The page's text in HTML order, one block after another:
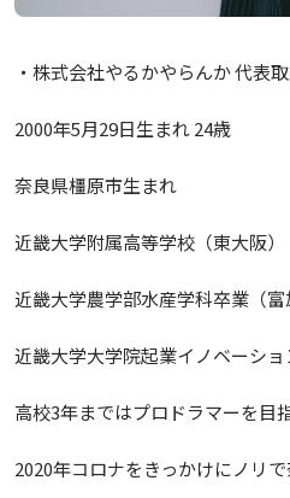
・株式会社やるかやらんか 代表
2000年5月29日生まれ 24歳
奈良県橿原市生まれ
近畿大学附属高等学校（東大阪）
近畿大学農学部水産学科卒業（富
近畿大学大学院起業イノベーシ
高校3年まではプロドラマーを目
2020年コロナをきっかけにノリ